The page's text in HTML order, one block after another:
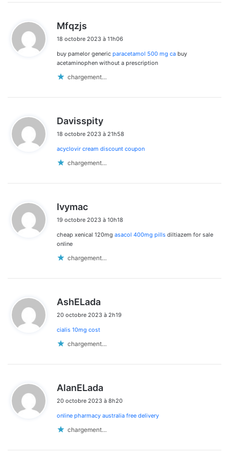
Mfqzjs
t
:
18 octobre 2023 à 11h06
buy pamelor generic paracetamol 500 mg ca buy
acetaminophen without a prescription
chargement…
Davisspity
t
18 octobre 2023 à 21h58
acyclovir cream discount coupon
chargement…
Ivymac
t
19 octobre 2023 à 10h18
cheap xenical 120mg asacol 400mg pills diltiazem for sale
online
chargement…
AshELada
t
20 octobre 2023 à 2h19
cialis 10mg cost
chargement…
AlanELada
t
20 octobre 2023 à 8h20
online pharmacy australia free delivery
chargement…